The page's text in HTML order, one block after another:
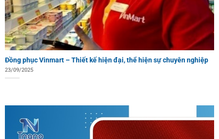
Đồng phục Vinmart – Thiết kế hiện đại, thể hiện sự chuyên nghiệp
23/09/2025